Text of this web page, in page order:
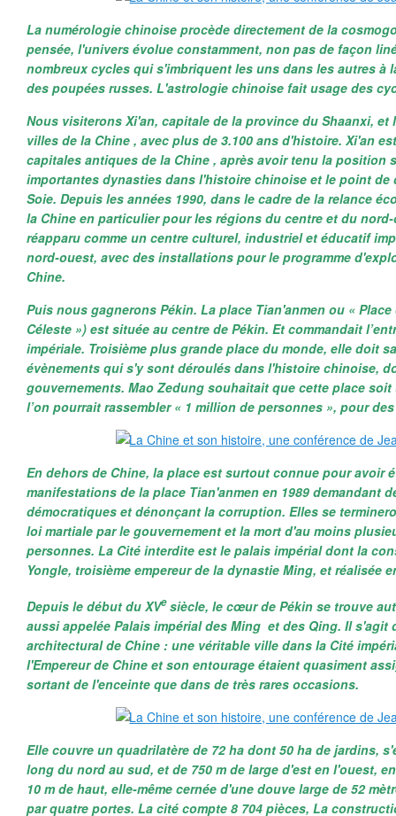
La numérologie chinoise procède directement de la
pensée, l'univers évolue constamment, non pas de façon
nombreux cycles qui s'imbriquent les uns dans les autres à
des poupées russes. L'astrologie chinoise fait usage des
Nous visiterons Xi'an, capitale de la province du Shaanxi,
villes de la Chine , avec plus de 3.100 ans d'histoire. Xi'an
capitales antiques de la Chine , après avoir tenu la position
importantes dynasties dans l'histoire chinoise et le point de
Soie. Depuis les années 1990, dans le cadre de la relance
la Chine en particulier pour les régions du centre et du
réapparu comme un centre culturel, industriel et éducatif
nord-ouest, avec des installations pour le programme
Chine.
Puis nous gagnerons Pékin. La place Tian'anmen ou «
Céleste ») est située au centre de Pékin. Et commandait
impériale. Troisième plus grande place du monde, elle doit
évènements qui s'y sont déroulés dans l'histoire chinoise,
gouvernements. Mao Zedung souhaitait que cette place
l’on pourrait rassembler « 1 million de personnes », pour
En dehors de Chine, la place est surtout connue pour avoir
manifestations de la place Tian'anmen en 1989 demandant
démocratiques et dénonçant la corruption. Elles se
loi martiale par le gouvernement et la mort d'au moins
personnes. La Cité interdite est le palais impérial dont la
Yongle, troisième empereur de la dynastie Ming, et réalisée
Depuis le début du XVesiècle, le cœur de Pékin se trouve
aussi appelée Palais impérial des Ming et des Qing. Il s'agit
architectural de Chine : une véritable ville dans la Cité
l'Empereur de Chine et son entourage étaient quasiment
sortant de l'enceinte que dans de très rares occasions.
Elle couvre un quadrilatère de 72 ha dont 50 ha de jardins,
long du nord au sud, et de 750 m de large d'est en l'ouest,
10 m de haut, elle-même cernée d'une douve large de 52
par quatre portes. La cité compte 8 704 pièces, La